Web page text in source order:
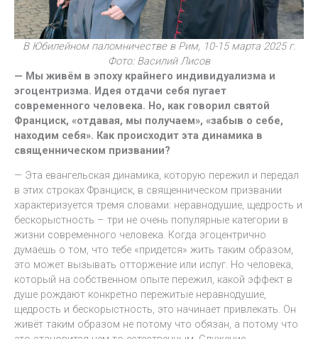
В Юбилейном паломничестве в Рим, 10-15 марта 2025 г.
Фото: Василий Лисов
— Мы живём в эпоху крайнего индивидуализма и
эгоцентризма. Идея отдачи себя пугает
современного человека. Но, как говорил святой
Франциск, «отдавая, мы получаем», «забыв о себе,
находим себя». Как происходит эта динамика в
священническом призвании?
— Эта евангельская динамика, которую пережил и передал
в этих строках Франциск, в священническом призвании
характеризуется тремя словами: неравнодушие, щедрость и
бескорыстность – три не очень популярные категории в
жизни современного человека. Когда эгоцентрично
думаешь о том, что тебе «придется» жить таким образом,
это может вызывать отторжение или испуг. Но человека,
который на собственном опыте пережил, какой эффект в
душе рождают конкретно пережитые неравнодушие,
щедрость и бескорыстность, это начинает привлекать. Он
живёт таким образом не потому что обязан, а потому что